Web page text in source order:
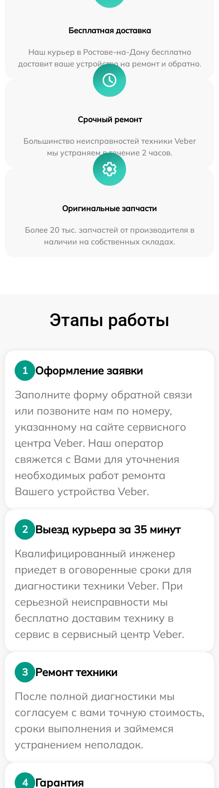
Бесплатная доставка
Наш курьер в Ростове-на-Дону бесплатно
доставит ваше устройство на ремонт и обратно.
Срочный ремонт
Большинство неисправностей техники Veber
мы устраняем в течение 2 часов.
Оригинальные запчасти
Более 20 тыс. запчастей от производителя в
наличии на собственных складах.
Этапы работы
1
Оформление заявки
Заполните форму обратной связи
или позвоните нам по номеру,
указанному на сайте сервисного
центра Veber. Наш оператор
свяжется с Вами для уточнения
необходимых работ ремонта
Вашего устройства Veber.
2
Выезд курьера за 35 минут
Квалифицированный инженер
приедет в оговоренные сроки для
диагностики техники Veber. При
серьезной неисправности мы
бесплатно доставим технику в
сервис в сервисный центр Veber.
3
Ремонт техники
После полной диагностики мы
согласуем с вами точную стоимость,
сроки выполнения и займемся
устранением неполадок.
4 Гарантия